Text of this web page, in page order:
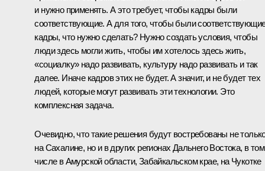
и нужно применять. А это требует, чтобы кадры были
соответствующие. А для того, чтобы были
кадры, что нужно сделать? Нужно создать условия, чтобы
люди здесь могли жить, чтобы им хотелось здесь жить,
«социалку» надо развивать, культуру надо развивать и так
далее. Иначе кадров этих не будет. А значит, и не будет тех
людей, которые могут развивать эти технологии. Это
комплексная задача.
Очевидно, что такие решения будут востребованы не
на Сахалине, но и в других регионах Дальнего Востока, в том
числе в Амурской области, Забайкальском крае, на Чукотке